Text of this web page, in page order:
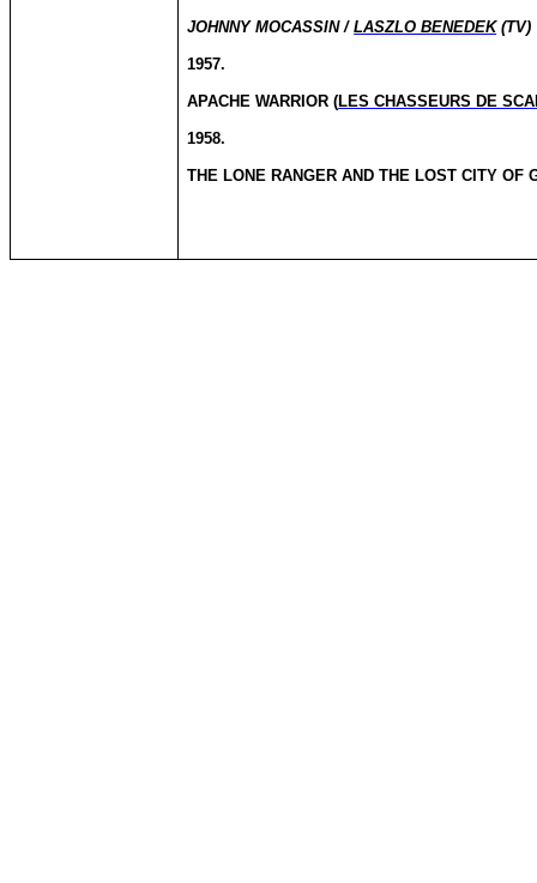
JOHNNY MOCASSIN /LASZLO BENEDEK(TV)
1957.
APACHE WARRIOR (LES CHASSEURS DE
1958.
THE LONE RANGER AND THE LOST CITY OF